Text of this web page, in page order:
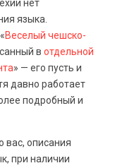
нет
языка.
Веселый чешско-
в отдельной
» — его пусть и
давно работает
подробный и
вас, описания
при наличии